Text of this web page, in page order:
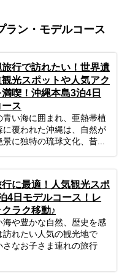
ラン・モデルコース
行で訪れたい！世界遺
光スポットや人気アク
喫！沖縄本島3泊4日
ス
青い海に囲まれ、亜熱帯植
に覆われた沖縄は、自然が
景に独特の琉球文化、昔...
に最適！人気観光スポ
4日モデルコース！レ
ラク移動♪
海や豊かな自然、歴史を感
訪れたい人気の観光地で
さなお子さま連れの旅行